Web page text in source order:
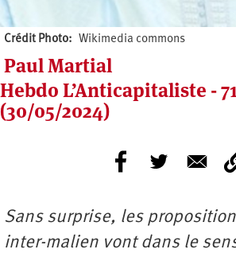
Crédit Photo Wikimedia commons
Paul Martial
Hebdo L’Anticapitaliste -
(30/05/2024)
Sans surprise, les
inter-malien vont dans le